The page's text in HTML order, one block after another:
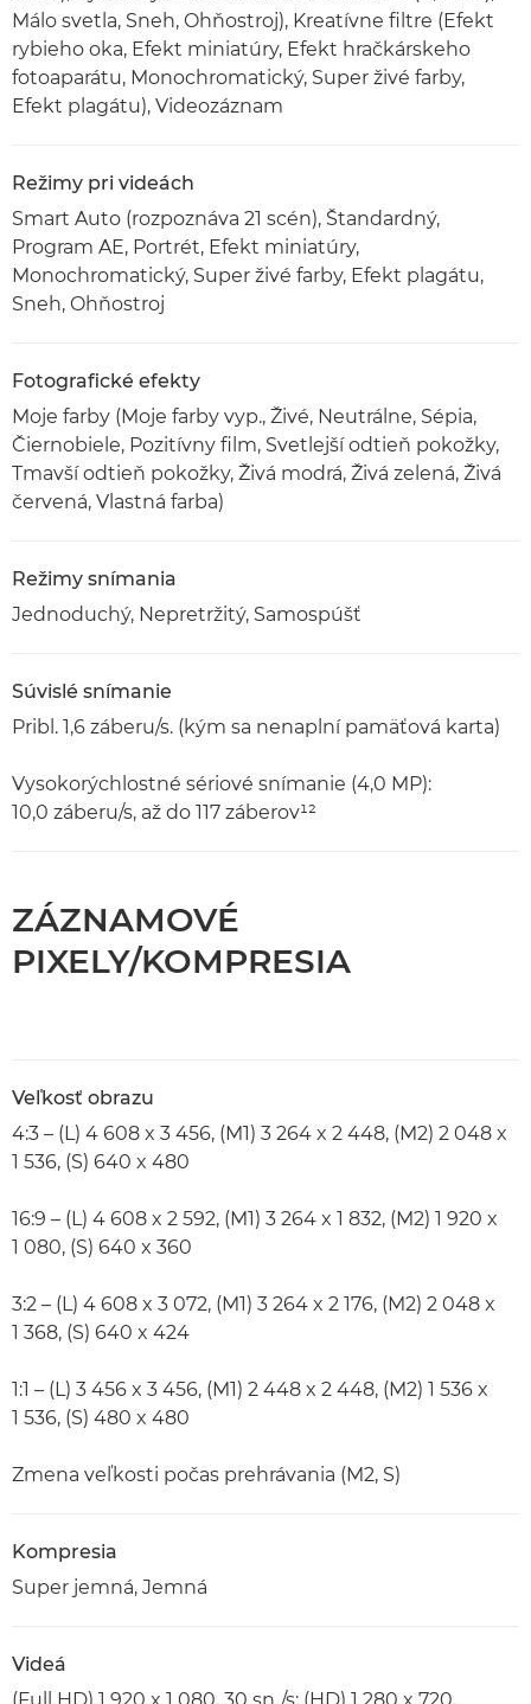
Málo svetla, Sneh, Ohňostroj), Kreatívne filtre (Efekt
rybieho oka, Efekt miniatúry, Efekt hračkárskeho
fotoaparátu, Monochromatický, Super živé farby,
Efekt plagátu), Videozáznam
Režimy pri videách
Smart Auto (rozpoznáva 21 scén), Štandardný,
Program AE, Portrét, Efekt miniatúry,
Monochromatický, Super živé farby, Efekt plagátu,
Sneh, Ohňostroj
Fotografické efekty
Moje farby (Moje farby vyp., Živé, Neutrálne, Sépia,
Čiernobiele, Pozitívny film, Svetlejší odtieň pokožky,
Tmavší odtieň pokožky, Živá modrá, Živá zelená, Živá
červená, Vlastná farba)
Režimy snímania
Jednoduchý, Nepretržitý, Samospúšť
Súvislé snímanie
Pribl. 1,6 záberu/s. (kým sa nenaplní pamäťová karta)
Vysokorýchlostné sériové snímanie (4,0 MP):
10,0 záberu/s, až do 117 záberov¹²
ZÁZNAMOVÉ
PIXELY/KOMPRESIA
Veľkosť obrazu
4:3 – (L) 4 608 x 3 456, (M1) 3 264 x 2 448, (M2) 2 048 x
1 536, (S) 640 x 480
16:9 – (L) 4 608 x 2 592, (M1) 3 264 x 1 832, (M2) 1 920 x
1 080, (S) 640 x 360
3:2 – (L) 4 608 x 3 072, (M1) 3 264 x 2 176, (M2) 2 048 x
1 368, (S) 640 x 424
1:1 – (L) 3 456 x 3 456, (M1) 2 448 x 2 448, (M2) 1 536 x
1 536, (S) 480 x 480
Zmena veľkosti počas prehrávania (M2, S)
Kompresia
Super jemná, Jemná
Videá